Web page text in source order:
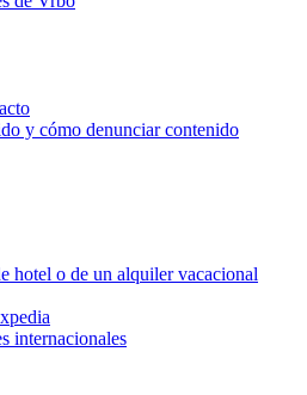
y cómo denunciar contenido
hotel o de un alquiler vacacional
internacionales